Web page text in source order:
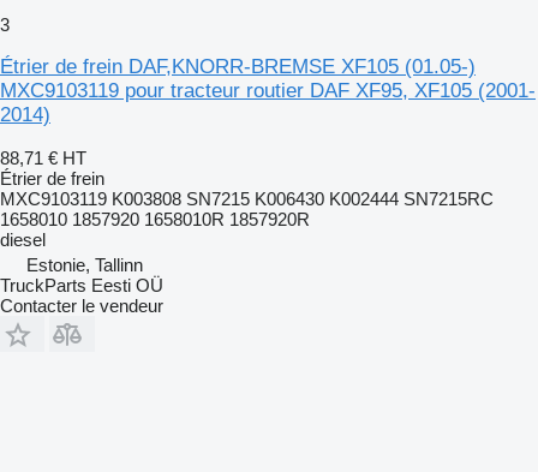
3
Étrier de frein DAF,KNORR-BREMSE XF105 (01.05-)
MXC9103119 pour tracteur routier DAF XF95, XF105 (2001-
2014)
88,71 € HT
Étrier de frein
MXC9103119 K003808 SN7215 K006430 K002444 SN7215RC
1658010 1857920 1658010R 1857920R
diesel
Estonie, Tallinn
TruckParts Eesti OÜ
Contacter le vendeur